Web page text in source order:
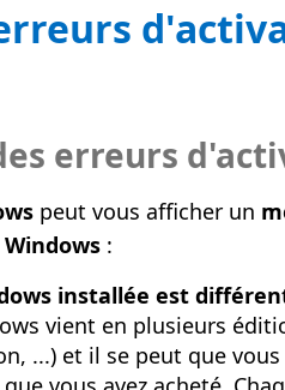
erreurs
peut vous afficher un
:
installée est
vient en plusieurs
...) et il se peut que